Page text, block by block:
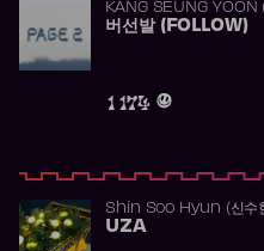
KANG SEUNG YOON
버선발 (FOLLOW)
1 174
Shin Soo Hyun (신수
UZA